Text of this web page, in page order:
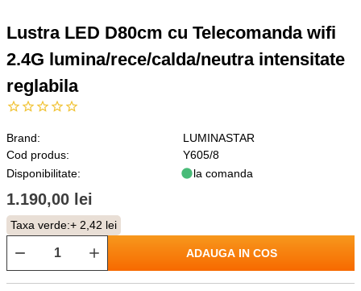
Lustra LED D80cm cu Telecomanda wifi
2.4G lumina/rece/calda/neutra intensitate
reglabila
Brand:
LUMINASTAR
Cod produs:
Y605/8
Disponibilitate:
la comanda
1.190,00 lei
Taxa verde:+ 2,42 lei
ADAUGA IN COS